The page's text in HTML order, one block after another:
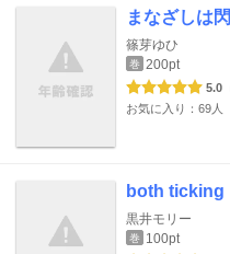
まなざしは
篠芽ゆひ
巻 200pt
5.0
お気に入り：69人
both ticking
黒井モリー
巻 100pt